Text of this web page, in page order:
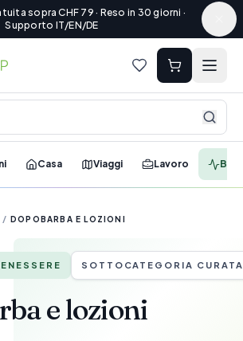
sopra CHF 79 · Reso in 30 giorni ·
Supporto IT/EN/DE
Casa Viaggi Lavoro
/ DOPOBARBA E LOZIONI
SOTTOCATEGORIA
e lozioni